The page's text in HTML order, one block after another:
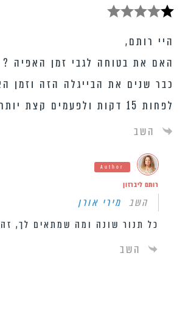
היי רותם,
האם את בטוחה לגבי זמן האפיה ?
כבר שנים את הבייגלה הזה וזמן
לפחות 15 דקות ולפעמים קצת יותר.
השב
Author
רותם ליברזון
השב מירי אורן
כל תנור שונה ומה שמתאים לך,
השב